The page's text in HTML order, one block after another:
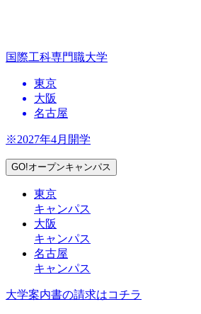
国際工科専門職大学
東京
大阪
名古屋
※2027年4月開学
GO!オープンキャンパス
東京
キャンパス
大阪
キャンパス
名古屋
キャンパス
大学案内書の請求はコチラ